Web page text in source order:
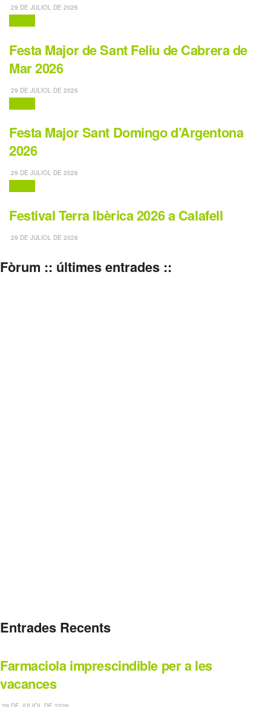
29 DE JULIOL DE 2026
Festa Major de Sant Feliu de Cabrera de
Mar 2026
29 DE JULIOL DE 2026
Festa Major Sant Domingo d’Argentona
2026
29 DE JULIOL DE 2026
Festival Terra Ibèrica 2026 a Calafell
29 DE JULIOL DE 2026
Fòrum :: últimes entrades ::
Entrades Recents
Farmaciola imprescindible per a les
vacances